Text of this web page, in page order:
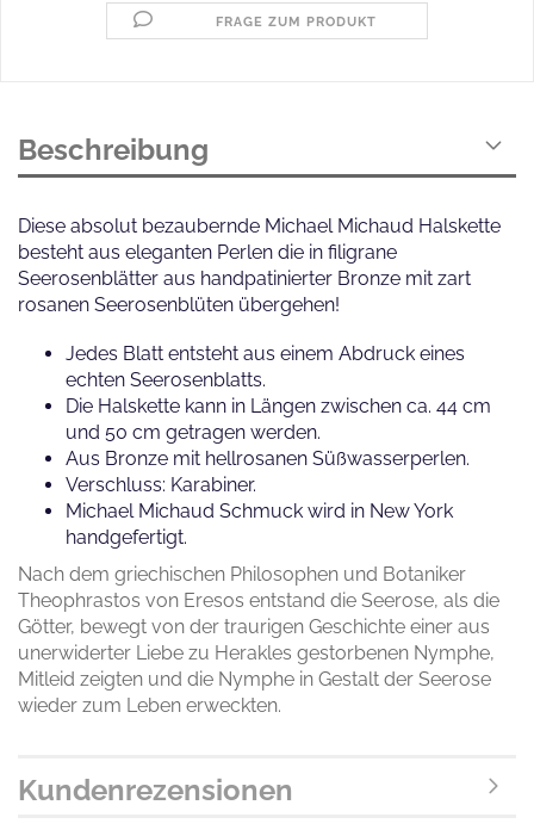
FRAGE ZUM PRODUKT
Beschreibung
Diese absolut bezaubernde Michael Michaud Halskette
besteht aus eleganten Perlen die in filigrane
Seerosenblätter aus handpatinierter Bronze mit zart
rosanen Seerosenblüten übergehen!
Jedes Blatt entsteht aus einem Abdruck eines
echten Seerosenblatts.
Die Halskette kann in Längen zwischen ca. 44 cm
und 50 cm getragen werden.
Aus Bronze mit hellrosanen Süßwasserperlen.
Verschluss: Karabiner.
Michael Michaud Schmuck wird in New York
handgefertigt.
Nach dem griechischen Philosophen und Botaniker
Theophrastos von Eresos entstand die Seerose, als die
Götter, bewegt von der traurigen Geschichte einer aus
unerwiderter Liebe zu Herakles gestorbenen Nymphe,
Mitleid zeigten und die Nymphe in Gestalt der Seerose
wieder zum Leben erweckten.
Kundenrezensionen